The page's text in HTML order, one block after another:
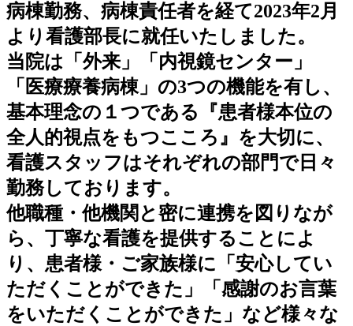
病棟勤務、病棟責任者を経て2023年2月
より看護部長に就任いたしました。
当院は「外来」「内視鏡センター」
「医療療養病棟」の3つの機能を有し、
基本理念の１つである『患者様本位の
全人的視点をもつこころ』を大切に、
看護スタッフはそれぞれの部門で日々
勤務しております。
他職種・他機関と密に連携を図りなが
ら、丁寧な看護を提供することによ
り、患者様・ご家族様に「安心してい
ただくことができた」「感謝のお言葉
をいただくことができた」など様々な